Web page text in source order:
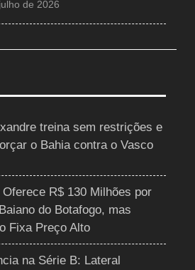
de 2026
treina sem restrições e
o Bahia contra o Vasco
R$ 130 Milhões por
do Botafogo, mas
Fixa Preço Alto
na Série B: Lateral